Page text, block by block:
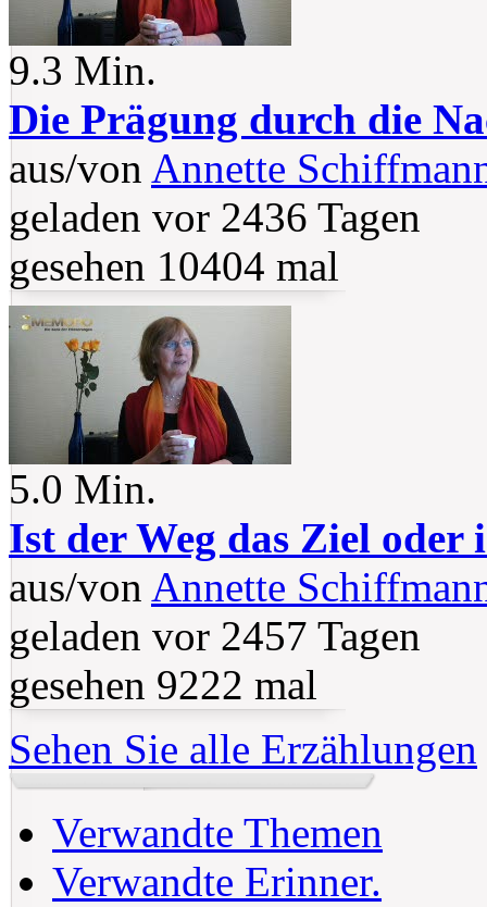
9.3 Min.
Die Prägung durch die
aus/von Annette
geladen vor 2436 Tagen
gesehen 10404 mal
5.0 Min.
Ist der Weg das Ziel oder
aus/von Annette
geladen vor 2457 Tagen
gesehen 9222 mal
Sehen Sie alle Erzählungen
Verwandte Themen
Verwandte Erinner.